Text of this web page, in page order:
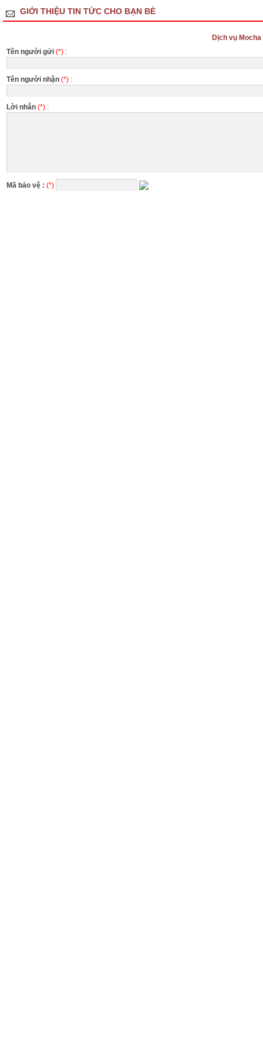
GIỚI THIỆU TIN TỨC CHO BẠN BÈ
Dịch vụ
Tên người gửi (*) :
Tên người nhận (*) :
Lời nhắn (*) :
Mã bảo vệ : (*)